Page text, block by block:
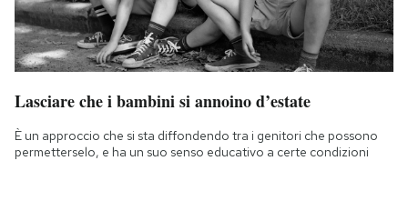
Lasciare che i bambini si annoino d’estate
È un approccio che si sta diffondendo tra i genitori che possono
permetterselo, e ha un suo senso educativo a certe condizioni